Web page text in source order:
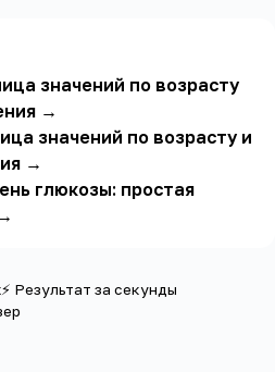
значений по возрасту
→
значений по возрасту и
→
глюкозы: простая
→
⚡ Результат за секунды